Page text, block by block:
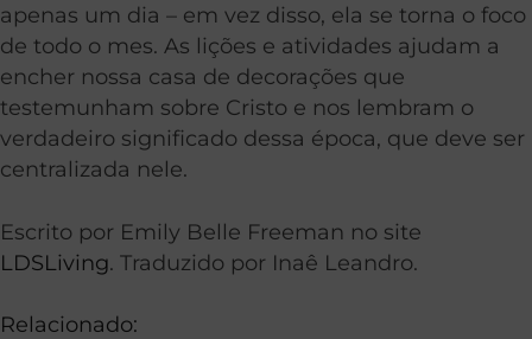
apenas um dia – em vez disso, ela se torna o foco
de todo o mes. As lições e atividades ajudam a
encher nossa casa de decorações que
testemunham sobre Cristo e nos lembram o
verdadeiro significado dessa época, que deve ser
centralizada nele.
Escrito por Emily Belle Freeman no site
LDSLiving. Traduzido por Inaê Leandro.
Relacionado: